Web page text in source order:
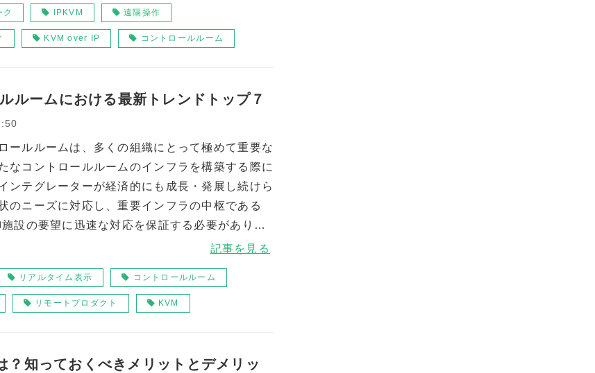
ク IPKVM 遠隔操作
KVM over IP コントロールルーム
ルームにおける最新トレンドトップ７
ールルームは、多くの組織にとって極めて重要な
なコントロールルームのインフラを構築する際に
ンテグレーターが経済的にも成長・発展し続けら
のニーズに対応し、重要インフラの中枢である
設の要望に迅速な対応を保証する必要がありま
記事を見る
リアルタイム表示 コントロールルーム
リモートプロダクト KVM
？知っておくべきメリットとデメリッ